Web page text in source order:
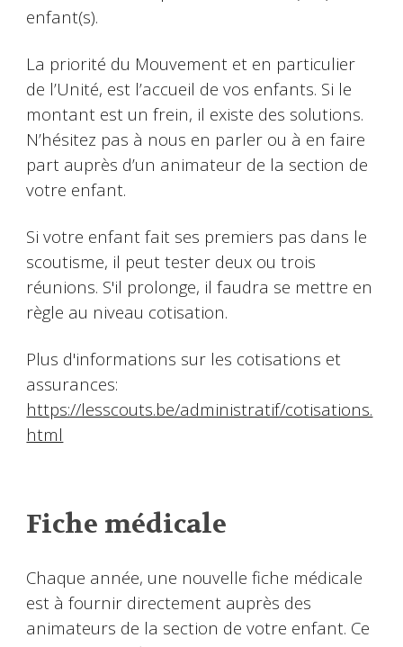
enfant(s).
La priorité du Mouvement et en particulier
de l’Unité, est l’accueil de vos enfants. Si le
montant est un frein, il existe des solutions.
N’hésitez pas à nous en parler ou à en faire
part auprès d’un animateur de la section de
votre enfant.
Si votre enfant fait ses premiers pas dans le
scoutisme, il peut tester deux ou trois
réunions. S'il prolonge, il faudra se mettre en
règle au niveau cotisation.
Plus d'informations sur les cotisations et
assurances:
https://lesscouts.be/administratif/cotisations.
html
Fiche médicale
Chaque année, une nouvelle fiche médicale
est à fournir directement auprès des
animateurs de la section de votre enfant. Ce